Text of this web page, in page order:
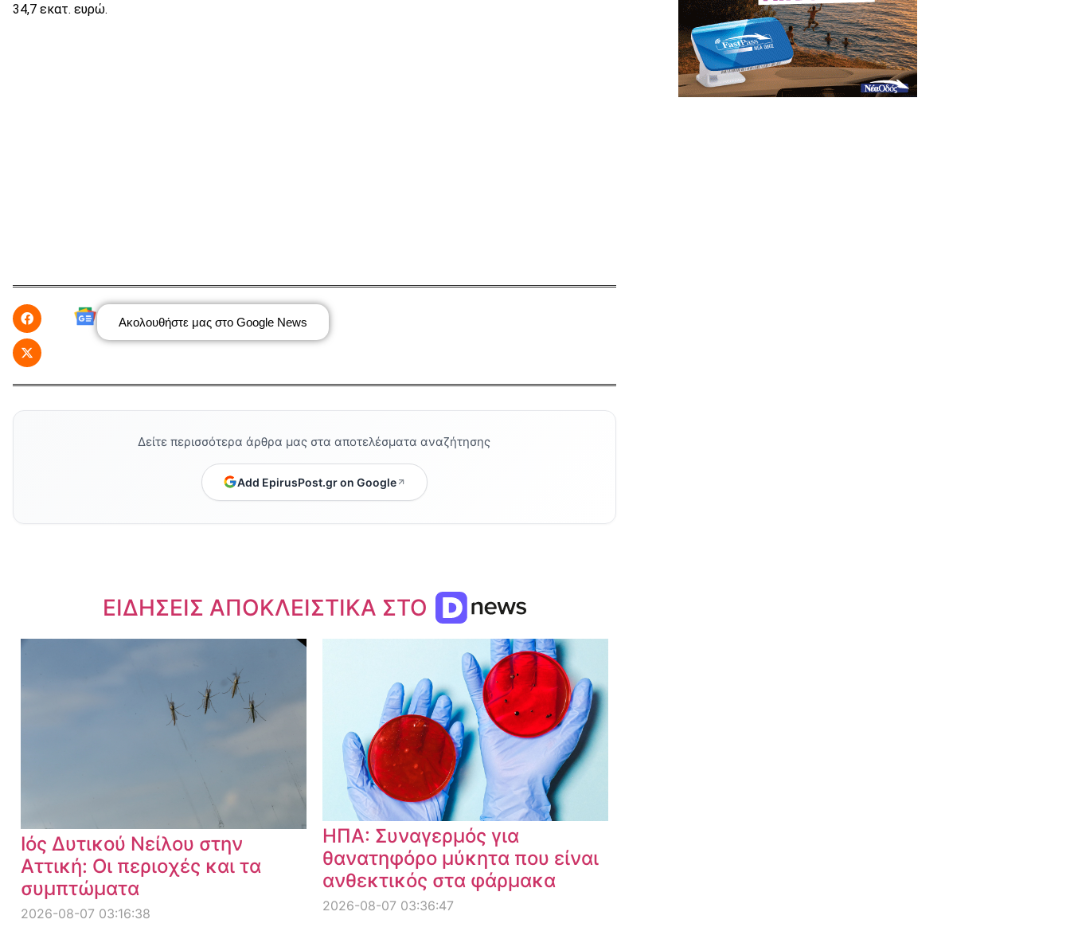
34,7 εκατ. ευρώ.
Ακολουθήστε μας στο Google News
Δείτε περισσότερα άρθρα μας στα αποτελέσματα αναζήτησης
Add EpirusPost.gr on Google
ΕΙΔΗΣΕΙΣ ΑΠΟΚΛΕΙΣΤΙΚΑ ΣΤΟ
Dnews.gr
Ιός Δυτικού Νείλου στην
Αττική: Οι περιοχές και τα
συμπτώματα
2026-08-07 03:16:38
ΗΠΑ: Συναγερμός για
θανατηφόρο μύκητα που είναι
ανθεκτικός στα φάρμακα
2026-08-07 03:36:47